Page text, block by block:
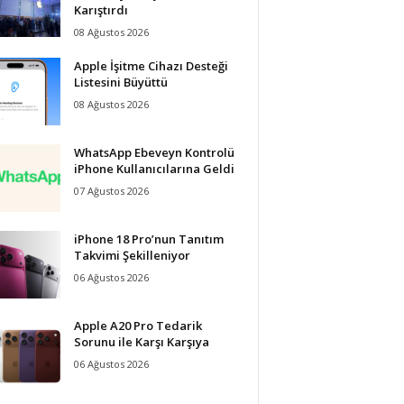
Karıştırdı
08 Ağustos 2026
Apple İşitme Cihazı Desteği
Listesini Büyüttü
08 Ağustos 2026
WhatsApp Ebeveyn Kontrolü
iPhone Kullanıcılarına Geldi
07 Ağustos 2026
iPhone 18 Pro’nun Tanıtım
Takvimi Şekilleniyor
06 Ağustos 2026
Apple A20 Pro Tedarik
Sorunu ile Karşı Karşıya
06 Ağustos 2026